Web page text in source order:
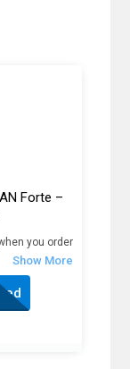
Forte –
you order
receive 4
of this
belt with
2
ball with
bag. Fast